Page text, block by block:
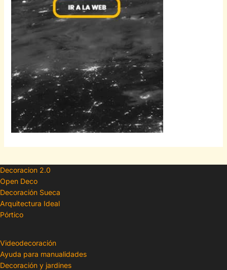
Decoracion 2.0
Open Deco
Decoración Sueca
Arquitectura Ideal
Pórtico
Videodecoración
Ayuda para manualidades
Decoración y jardines